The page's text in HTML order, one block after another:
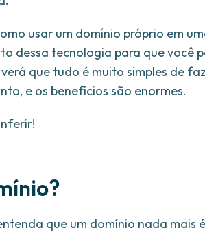
usar um domínio próprio em
dessa tecnologia para que você
que tudo é muito simples de
e os benefícios são enormes.
que um domínio nada mais